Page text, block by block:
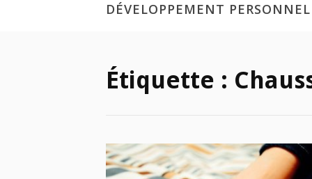
DÉVELOPPEMENT PERSONNEL
Étiquette :